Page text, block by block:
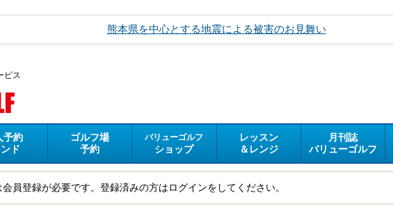
熊本県を中心とする地震による被害のお見舞い
ビス
予約
ド
ゴルフ場
予約
バリューゴルフ
ショップ
レッスン
＆レンジ
月刊誌
バリューゴルフ
員登録が必要です。登録済みの方はログインをしてください。